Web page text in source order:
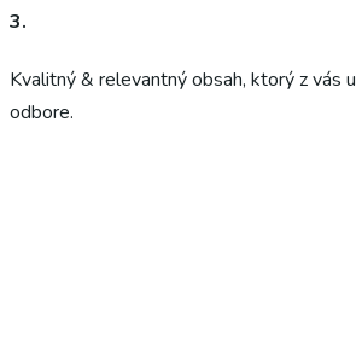
3.
Kvalitný & relevantný obsah, ktorý z vás
odbore.